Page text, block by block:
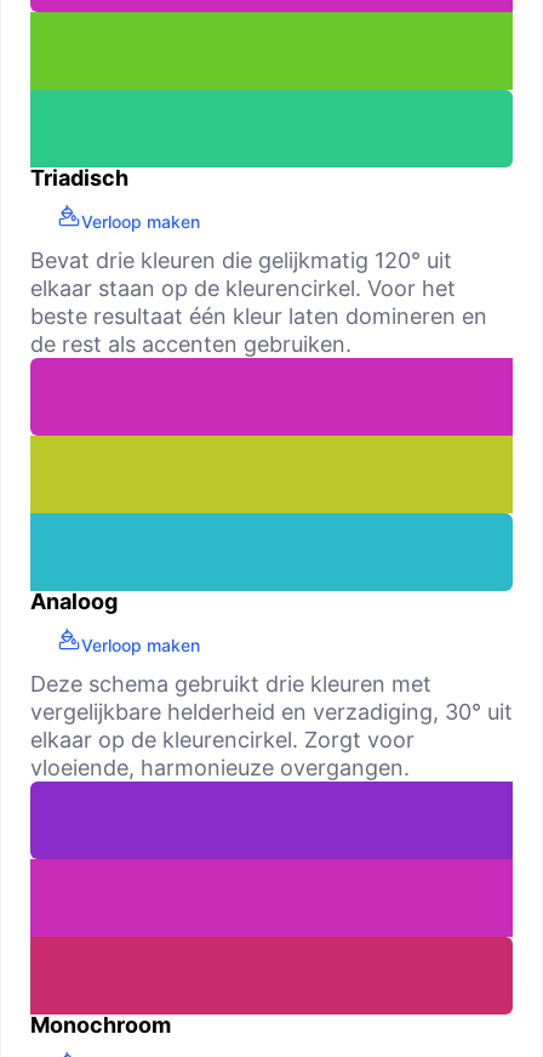
Triadisch
Verloop maken
Bevat drie kleuren die gelijkmatig 120° uit
elkaar staan op de kleurencirkel. Voor het
beste resultaat één kleur laten domineren en
de rest als accenten gebruiken.
Analoog
Verloop maken
Deze schema gebruikt drie kleuren met
vergelijkbare helderheid en verzadiging, 30° uit
elkaar op de kleurencirkel. Zorgt voor
vloeiende, harmonieuze overgangen.
Monochroom